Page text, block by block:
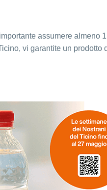
assumere almeno
vi garantite un prodotto